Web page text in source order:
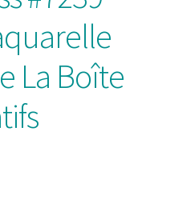
La Boîte